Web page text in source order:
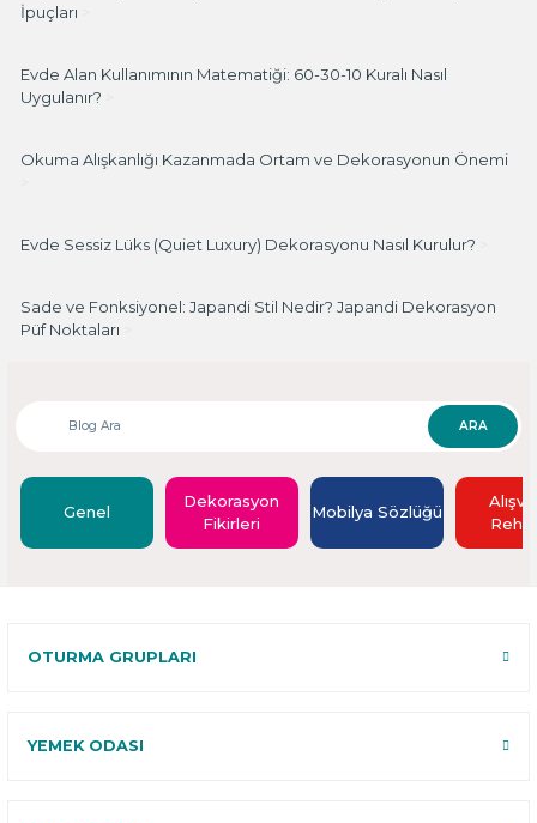
İpuçları
Evde Alan Kullanımının Matematiği: 60-30-10 Kuralı Nasıl
Uygulanır?
Okuma Alışkanlığı Kazanmada Ortam ve Dekorasyonun Önemi
Evde Sessiz Lüks (Quiet Luxury) Dekorasyonu Nasıl Kurulur?
Sade ve Fonksiyonel: Japandi Stil Nedir? Japandi Dekorasyon
Püf Noktaları
ARA
Genel
Dekorasyon
Fikirleri
Mobilya Sözlüğü
OTURMA GRUPLARI
YEMEK ODASI